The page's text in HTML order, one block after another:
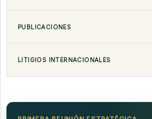
PUBLICACIONES
LITIGIOS INTERNACIONALES